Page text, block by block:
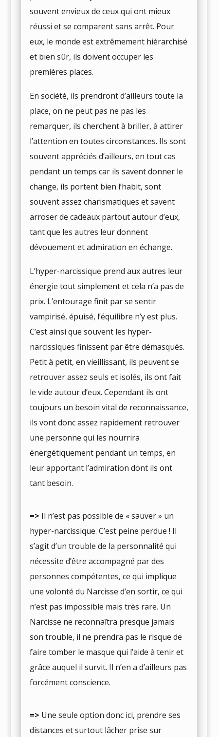
souvent envieux de ceux qui ont mieux
réussi et se comparent sans arrêt. Pour
eux, le monde est extrêmement hiérarchisé
et bien sûr, ils doivent occuper les
premières places.
En société, ils prendront d’ailleurs toute la
place, on ne peut pas ne pas les
remarquer, ils cherchent à briller, à attirer
l’attention en toutes circonstances. Ils sont
souvent appréciés d’ailleurs, en tout cas
pendant un temps car ils savent donner le
change, ils portent bien l’habit, sont
souvent assez charismatiques et savent
arroser de cadeaux partout autour d’eux,
tant que les autres leur donnent
dévouement et admiration en échange.
L’hyper-narcissique prend aux autres leur
énergie tout simplement et cela n’a pas de
prix. L’entourage finit par se sentir
vampirisé, épuisé, l’équilibre n’y est plus.
C’est ainsi que souvent les hyper-
narcissiques finissent par être démasqués.
Petit à petit, en vieillissant, ils peuvent se
retrouver assez seuls et isolés, ils ont fait
le vide autour d’eux. Cependant ils ont
toujours un besoin vital de reconnaissance,
ils vont donc assez rapidement retrouver
une personne qui les nourrira
énergétiquement pendant un temps, en
leur apportant l’admiration dont ils ont
tant besoin.
=> Il n’est pas possible de « sauver » un
hyper-narcissique. C’est peine perdue ! Il
s’agit d’un trouble de la personnalité qui
nécessite d’être accompagné par des
personnes compétentes, ce qui implique
une volonté du Narcisse d’en sortir, ce qui
n’est pas impossible mais très rare. Un
Narcisse ne reconnaîtra presque jamais
son trouble, il ne prendra pas le risque de
faire tomber le masque qui l’aide à tenir et
grâce auquel il survit. Il n’en a d’ailleurs pas
forcément conscience.
=> Une seule option donc ici, prendre ses
distances et surtout lâcher prise sur